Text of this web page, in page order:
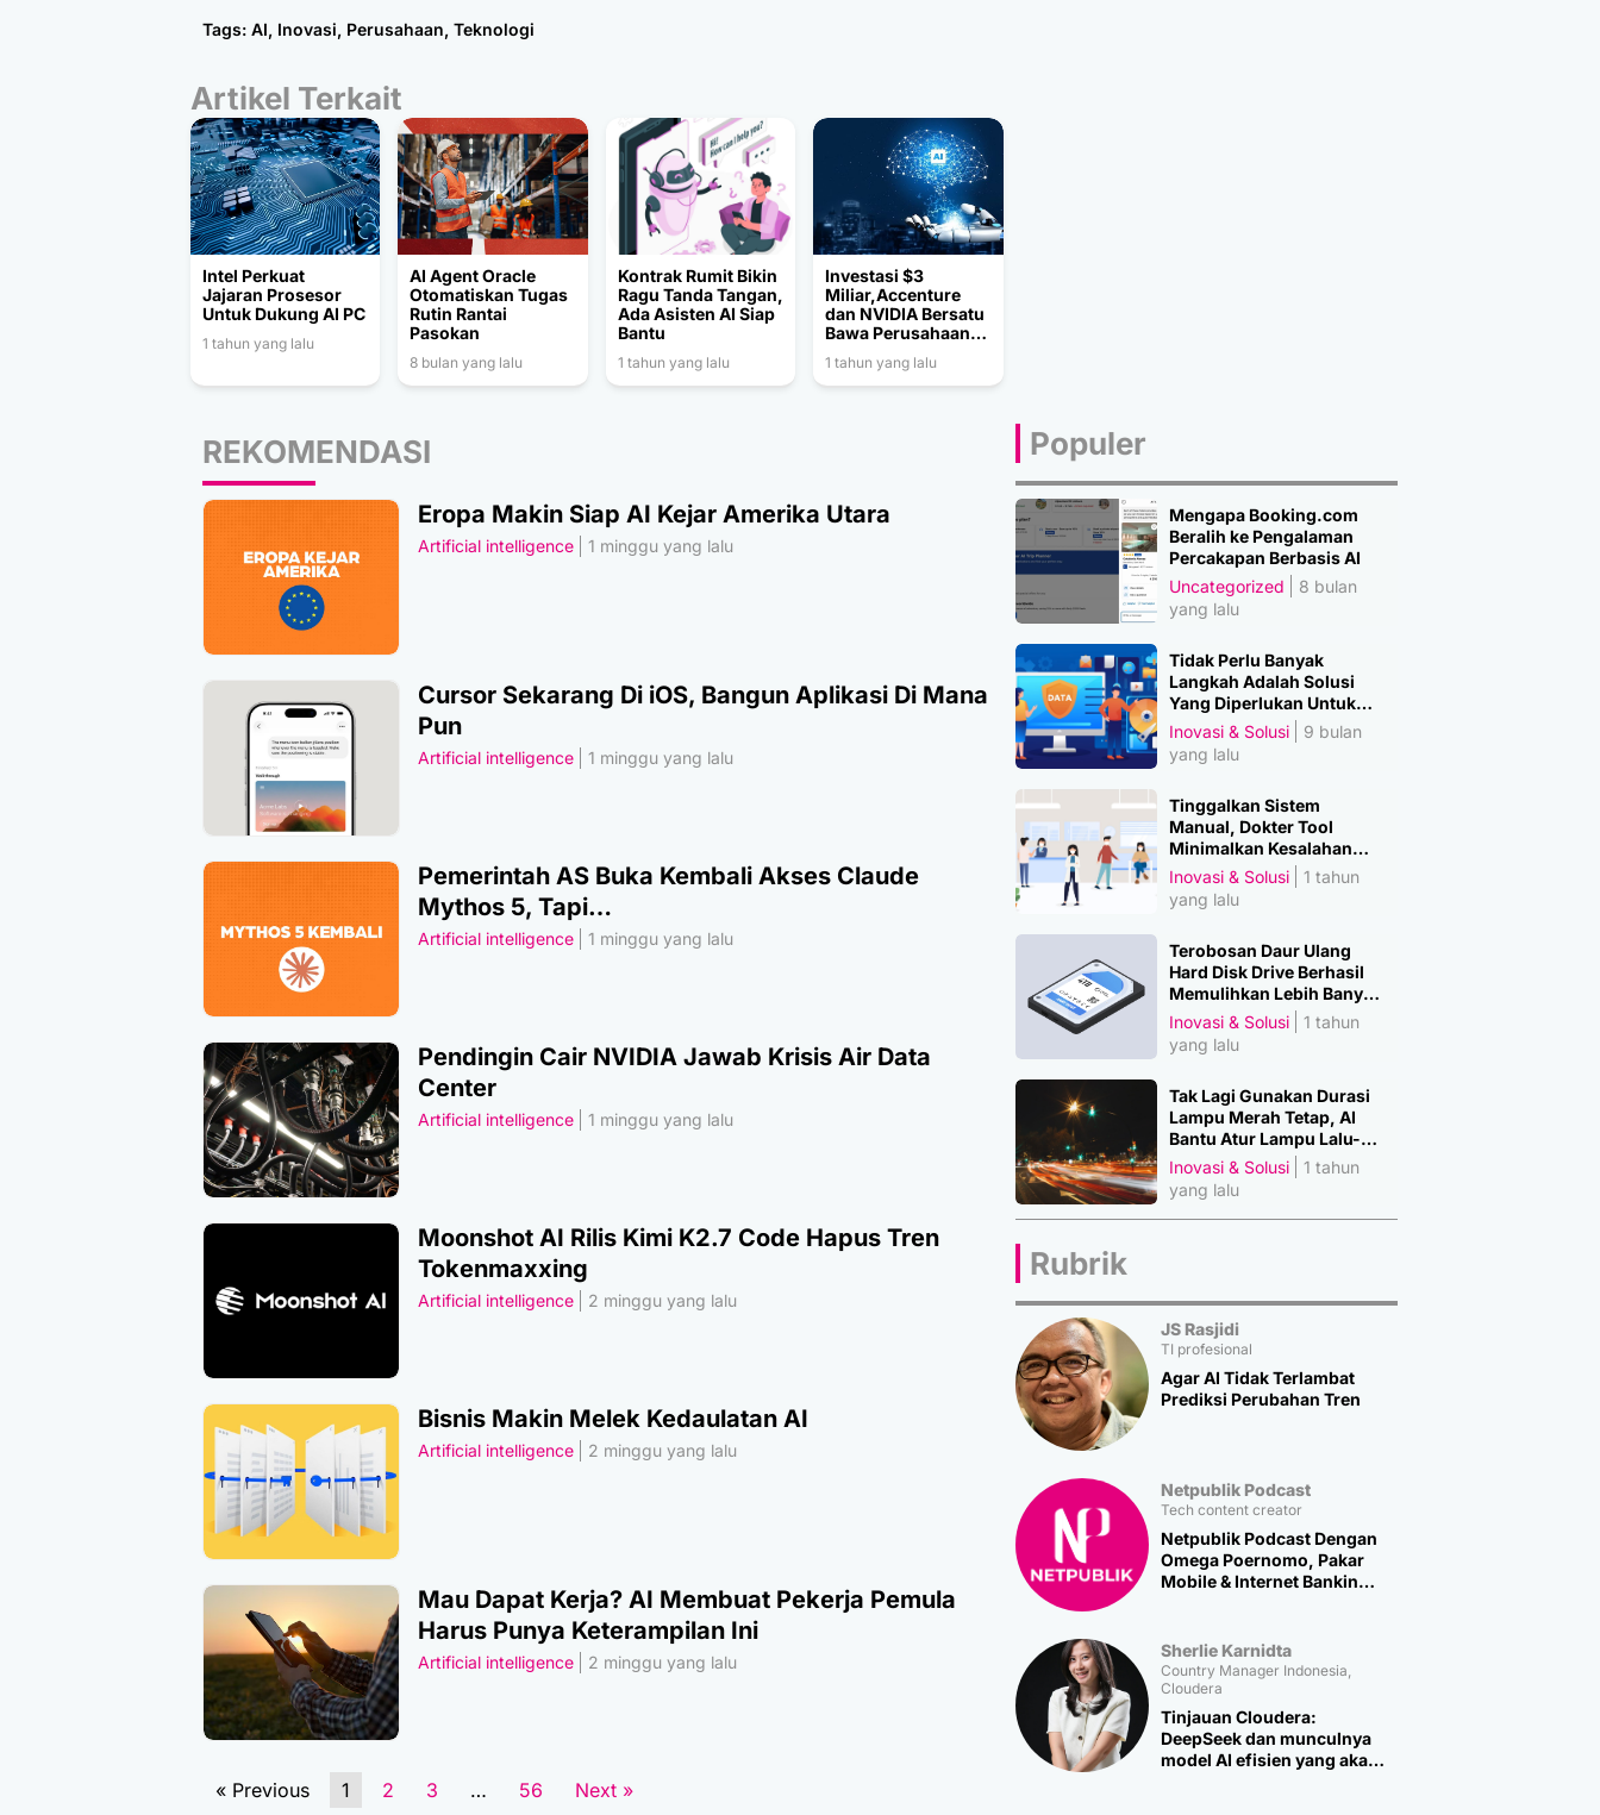
Tags: AI, Inovasi, Perusahaan, Teknologi
Artikel Terkait
Intel Perkuat
Jajaran Prosesor
Untuk Dukung AI PC
1 tahun yang lalu
AI Agent Oracle
Otomatiskan Tugas
Rutin Rantai
Pasokan
8 bulan yang lalu
Kontrak Rumit Bikin
Ragu Tanda Tangan,
Ada Asisten AI Siap
Bantu
1 tahun yang lalu
Investasi $3
Miliar,Accenture
dan NVIDIA Bersatu
Bawa Perusahaan
1 tahun yang lalu
REKOMENDASI
Eropa Makin Siap AI Kejar Amerika Utara
Artificial intelligence 1 minggu yang lalu
Cursor Sekarang Di iOS, Bangun Aplikasi Di Mana
Pun
Artificial intelligence 1 minggu yang lalu
Pemerintah AS Buka Kembali Akses Claude
Mythos 5, Tapi…
Artificial intelligence 1 minggu yang lalu
Pendingin Cair NVIDIA Jawab Krisis Air Data
Center
Artificial intelligence 1 minggu yang lalu
Moonshot AI Rilis Kimi K2.7 Code Hapus Tren
Tokenmaxxing
Artificial intelligence 2 minggu yang lalu
Bisnis Makin Melek Kedaulatan AI
Artificial intelligence 2 minggu yang lalu
Mau Dapat Kerja? AI Membuat Pekerja Pemula
Harus Punya Keterampilan Ini
Artificial intelligence 2 minggu yang lalu
« Previous 1 2 3 … 56 Next »
Populer
Mengapa Booking.com
Beralih ke Pengalaman
Percakapan Berbasis AI
Uncategorized
8 bulan
yang lalu
Tidak Perlu Banyak
Langkah Adalah Solusi
Yang Diperlukan Untuk
Amankan Data
Inovasi & Solusi
9 bulan
yang lalu
Tinggalkan Sistem
Manual, Dokter Tool
Minimalkan Kesalahan
Manusia
Inovasi & Solusi
1 tahun
yang lalu
Terobosan Daur Ulang
Hard Disk Drive Berhasil
Memulihkan Lebih Banyak
Material Penting
Inovasi & Solusi
1 tahun
yang lalu
Tak Lagi Gunakan Durasi
Lampu Merah Tetap, AI
Bantu Atur Lampu Lalu-
Lintas
Inovasi & Solusi
1 tahun
yang lalu
Rubrik
JS Rasjidi
TI profesional
Agar AI Tidak Terlambat
Prediksi Perubahan Tren
Netpublik Podcast
Tech content creator
Netpublik Podcast Dengan
Omega Poernomo, Pakar
Mobile & Internet Banking
Sherlie Karnidta
Country Manager Indonesia,
Cloudera
Tinjauan Cloudera:
DeepSeek dan munculnya
model AI efisien yang akan